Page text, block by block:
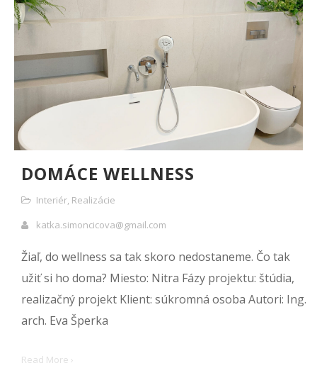
DOMÁCE WELLNESS
Interiér, Realizácie
katka.simoncicova@gmail.com
Žiaľ, do wellness sa tak skoro nedostaneme. Čo tak
užiť si ho doma? Miesto: Nitra Fázy projektu: štúdia,
realizačný projekt Klient: súkromná osoba Autori: Ing.
arch. Eva Šperka
Read More ›